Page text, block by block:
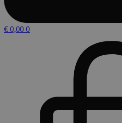
€ 0,00 0